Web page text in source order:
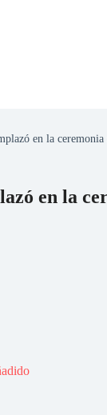
en la ceremonia
en la